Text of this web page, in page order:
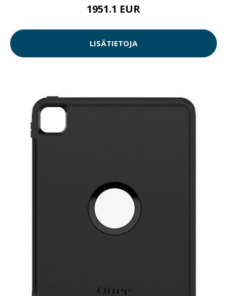
1951.1 EUR
LISÄTIETOJA